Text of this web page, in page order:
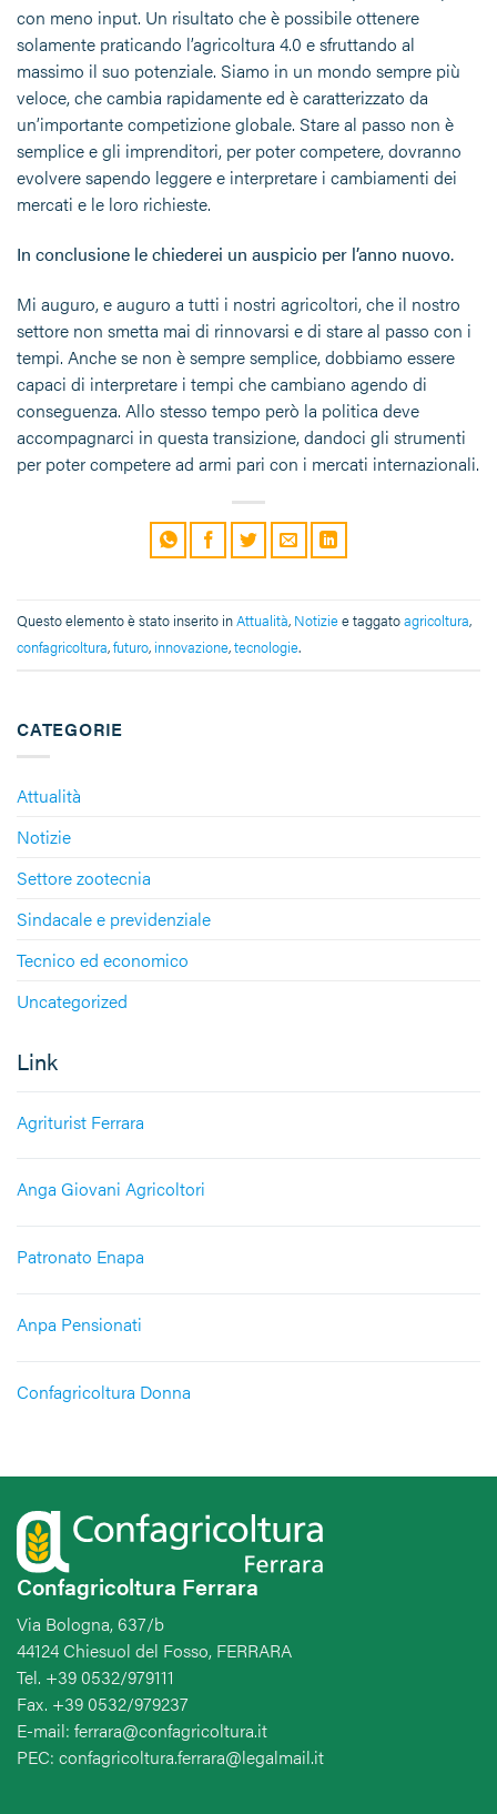
CATEGORIE
Attualità
Notizie
Settore zootecnia
Sindacale e previdenziale
Tecnico ed economico
Uncategorized
Link
Agriturist Ferrara
Anga Giovani Agricoltori
Patronato Enapa
Anpa Pensionati
Confagricoltura Donna
con meno input. Un risultato che è possibile ottenere
solamente praticando l’agricoltura 4.0 e sfruttando al
massimo il suo potenziale. Siamo in un mondo sempre più
veloce, che cambia rapidamente ed è caratterizzato da
un’importante competizione globale. Stare al passo non è
semplice e gli imprenditori, per poter competere, dovranno
evolvere sapendo leggere e interpretare i cambiamenti dei
mercati e le loro richieste.
In conclusione le chiederei un auspicio per l’anno nuovo.
Mi auguro, e auguro a tutti i nostri agricoltori, che il nostro
settore non smetta mai di rinnovarsi e di stare al passo con i
tempi. Anche se non è sempre semplice, dobbiamo essere
capaci di interpretare i tempi che cambiano agendo di
conseguenza. Allo stesso tempo però la politica deve
accompagnarci in questa transizione, dandoci gli strumenti
per poter competere ad armi pari con i mercati internazionali.
Questo elemento è stato inserito inAttualità, Notiziee taggatoagricoltura,
confagricoltura,futuro, innovazione,tecnologie.
Confagricoltura Ferrara
Via Bologna, 637/b
44124 Chiesuol del Fosso, FERRARA
Tel. +39 0532/979111
Fax. +39 0532/979237
E-mail: ferrara@confagricoltura.it
PEC: confagricoltura.ferrara@legalmail.it